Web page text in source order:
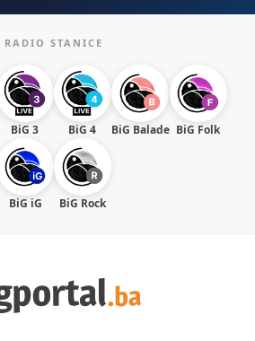
RADIO STANICE
BiG 3 BiG 4 BiG Balade BiG Folk
BiG iG BiG Rock